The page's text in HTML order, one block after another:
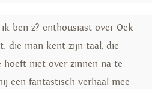
ik ben z? enthousiast over Oek
die man kent zijn taal, die
hoeft niet over zinnen na te
een fantastisch verhaal mee